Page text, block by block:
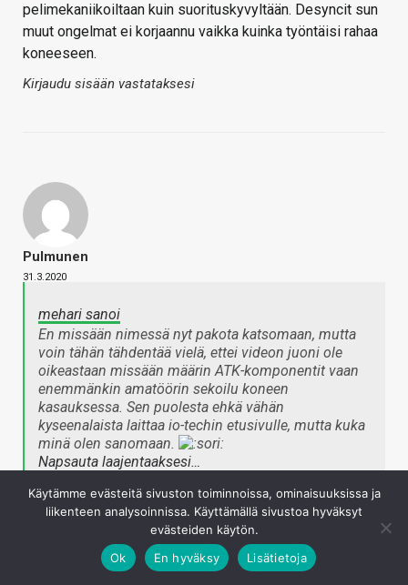
pelimekaniikoiltaan kuin suorituskyvyltään. Desyncit sun
muut ongelmat ei korjaannu vaikka kuinka työntäisi rahaa
koneeseen.
Kirjaudu sisään vastataksesi
Pulmunen
31.3.2020
mehari sanoi
En missään nimessä nyt pakota katsomaan, mutta
voin tähän tähdentää vielä, ettei videon juoni ole
oikeastaan missään määrin ATK-komponentit vaan
enemmänkin amatöörin sekoilu koneen
kasauksessa. Sen puolesta ehkä vähän
kyseenalaista laittaa io-techin etusivulle, mutta kuka
minä olen sanomaan.
Napsauta laajentaaksesi…
Juurikin sen takia hyvä video
Kirjaudu sisään vastataksesi
Käytämme evästeitä sivuston toiminnoissa, ominaisuuksissa ja
liikenteen analysoinnissa. Käyttämällä sivustoa hyväksyt
evästeiden käytön.
Ok
En hyväksy Lisätietoja